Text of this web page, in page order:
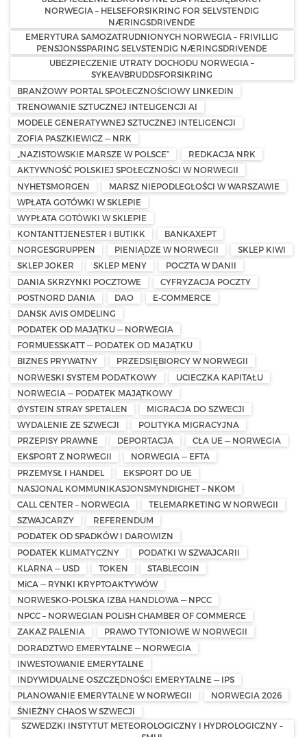
NORWEGIA – HELSEFORSIKRING FOR SELVSTENDIG
NÆRINGSDRIVENDE
EMERYTURA SAMOZATRUDNIONYCH NORWEGIA – FRIVILLIG
PENSJONSSPARING SELVSTENDIG NÆRINGSDRIVENDE
UBEZPIECZENIE UTRATY DOCHODU NORWEGIA –
SYKEAVBRUDDSFORSIKRING
BRANŻOWY PORTAL SPOŁECZNOŚCIOWY LINKEDIN
TRENOWANIE SZTUCZNEJ INTELIGENCJI AI
MODELE GENERATYWNEJ SZTUCZNEJ INTELIGENCJI
ZOFIA PASZKIEWICZ — NRK
„NAZISTOWSKIE MARSZE W POLSCE”
REDKACJA NRK
AKTYWNOŚĆ POLSKIEJ SPOŁECZNOŚCI W NORWEGII
NYHETSMORGEN
MARSZ NIEPODLEGŁOŚCI W WARSZAWIE
WPŁATA GOTÓWKI W SKLEPIE
WYPŁATA GOTÓWKI W SKLEPIE
KONTANTTJENESTER I BUTIKK
BANKAXEPT
NORGESGRUPPEN
PIENIĄDZE W NORWEGII
SKLEP KIWI
SKLEP JOKER
SKLEP MENY
POCZTA W DANII
DANIA SKRZYNKI POCZTOWE
CYFRYZACJA POCZTY
POSTNORD DANIA
DAO
E-COMMERCE
DANSK AVIS OMDELING
PODATEK OD MAJĄTKU — NORWEGIA
FORMUESSKATT — PODATEK OD MAJĄTKU
BIZNES PRYWATNY
PRZEDSIĘBIORCY W NORWEGII
NORWESKI SYSTEM PODATKOWY
UCIECZKA KAPITAŁU
NORWEGIA — PODATEK MAJĄTKOWY
ØYSTEIN STRAY SPETALEN
MIGRACJA DO SZWECJI
WYDALENIE ZE SZWECJI
POLITYKA MIGRACYJNA
PRZEPISY PRAWNE
DEPORTACJA
CŁA UE — NORWEGIA
EKSPORT Z NORWEGII
NORWEGIA — EFTA
PRZEMYSŁ I HANDEL
EKSPORT DO UE
NASJONAL KOMMUNIKASJONSMYNDIGHET – NKOM
CALL CENTER – NORWEGIA
TELEMARKETING W NORWEGII
SZWAJCARZY
REFERENDUM
PODATEK OD SPADKÓW I DAROWIZN
PODATEK KLIMATYCZNY
PODATKI W SZWAJCARII
KLARNA — USD
TOKEN
STABLECOIN
MiCA — RYNKI KRYPTOAKTYWÓW
NORWESKO-POLSKA IZBA HANDLOWA — NPCC
NPCC – NORWEGIAN POLISH CHAMBER OF COMMERCE
ZAKAZ PALENIA
PRAWO TYTONIOWE W NORWEGII
DORADZTWO EMERYTALNE — NORWEGIA
INWESTOWANIE EMERYTALNE
INDYWIDUALNE OSZCZĘDNOŚCI EMERYTALNE — IPS
PLANOWANIE EMERYTALNE W NORWEGII
NORWEGIA 2026
ŚNIEŻNY CHAOS W SZWECJI
SZWEDZKI INSTYTUT METEOROLOGICZNY I HYDROLOGICZNY –